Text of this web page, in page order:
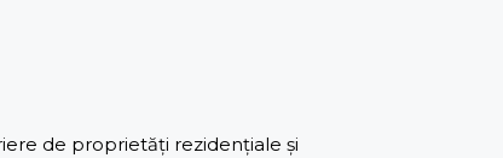
de proprietăți rezidențiale și